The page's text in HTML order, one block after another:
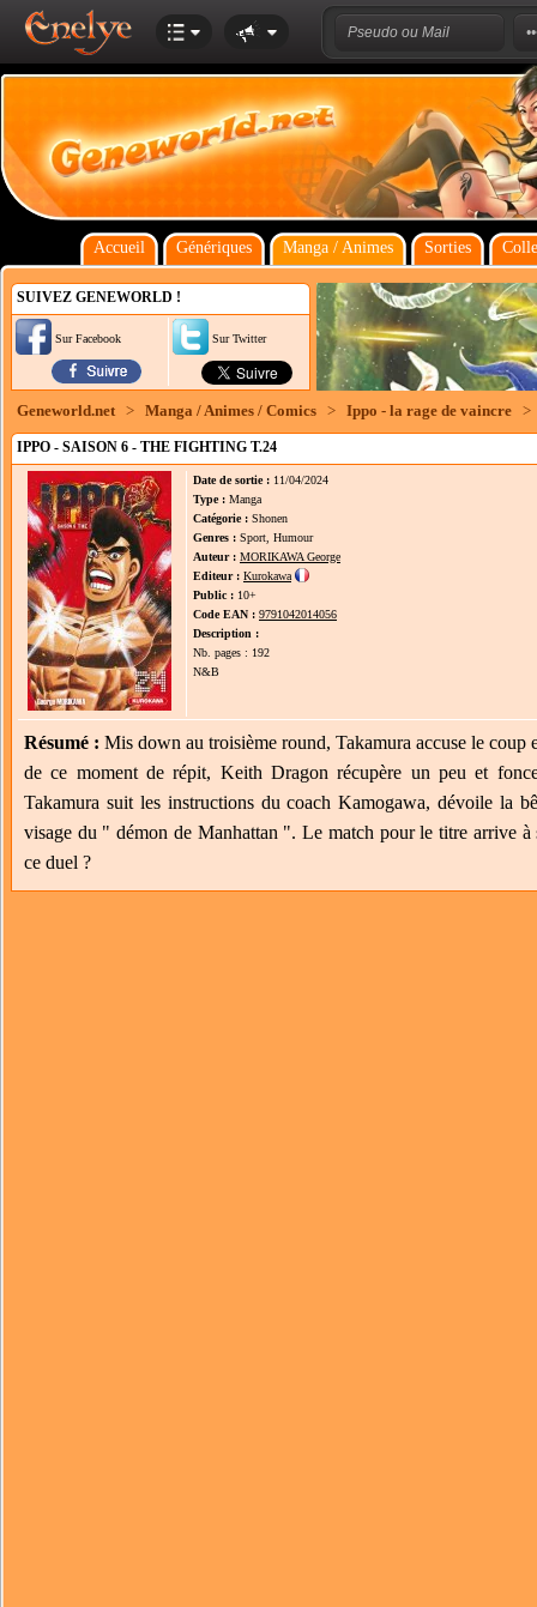
Accueil Génériques Manga / Animes Sorties
SUIVEZ GENEWORLD !
Sur Facebook Sur Twitter
Geneworld.net > Manga / Animes / Comics > Ippo - la rage de vaincre >
IPPO - SAISON 6 - THE FIGHTING T.24
Date de sortie : 11/04/2024
Type : Manga
Catégorie : Shonen
Genres : Sport, Humour
Auteur : MORIKAWA George
Editeur : Kurokawa
Public : 10+
Code EAN : 9791042014056
Description :
Nb. pages : 192
N&B
Résumé : Mis down au troisième round, Takamura accuse le coup
de ce moment de répit, Keith Dragon récupère un peu et
Takamura suit les instructions du coach Kamogawa, dévoile la
visage du " démon de Manhattan ". Le match pour le titre arrive
ce duel ?